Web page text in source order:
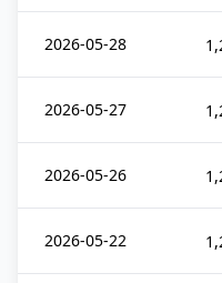
2026-05-28
2026-05-27
2026-05-26
2026-05-22